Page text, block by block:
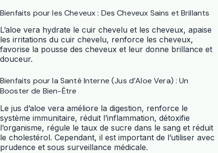
Bienfaits pour les Cheveux : Des Cheveux Sains et Brillants
L’aloe vera hydrate le cuir chevelu et les cheveux, apaise
les irritations du cuir chevelu, renforce les cheveux,
favorise la pousse des cheveux et leur donne brillance et
douceur.
Bienfaits pour la Santé Interne (Jus d’Aloe Vera) : Un
Booster de Bien-Être
Le jus d’aloe vera améliore la digestion, renforce le
système immunitaire, réduit l’inflammation, détoxifie
l’organisme, régule le taux de sucre dans le sang et réduit
le cholestérol. Cependant, il est important de l’utiliser avec
prudence et sous surveillance médicale.